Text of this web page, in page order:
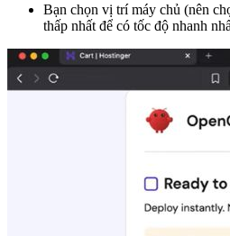
Bạn chọn vị trí máy chủ (nên
thấp nhất để có tốc độ nhanh